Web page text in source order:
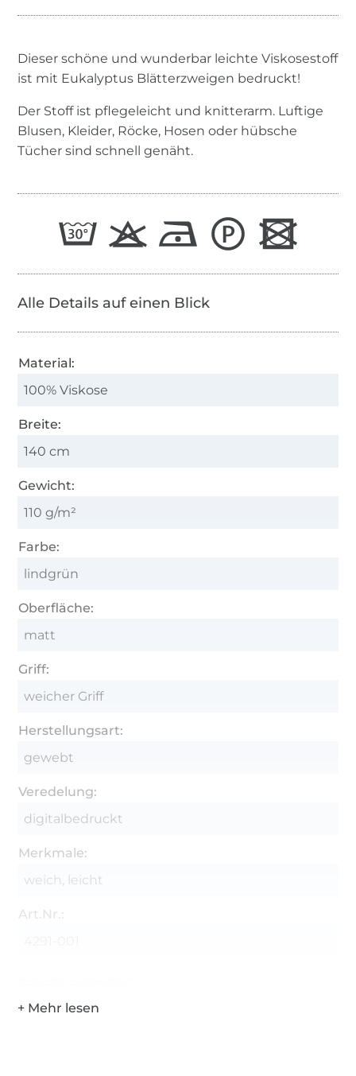
Dieser schöne und wunderbar leichte Viskosestoff
ist mit Eukalyptus Blätterzweigen bedruckt!
Der Stoff ist pflegeleicht und knitterarm. Luftige
Blusen, Kleider, Röcke, Hosen oder hübsche
Tücher sind schnell genäht.
Alle Details auf einen Blick
Material:
100% Viskose
Breite:
140 cm
Gewicht:
110 g/m²
Farbe:
lindgrün
Oberfläche:
matt
Griff:
weicher Griff
Herstellungsart:
gewebt
Veredelung:
digitalbedruckt
Merkmale:
weich, leicht
Art.Nr.: